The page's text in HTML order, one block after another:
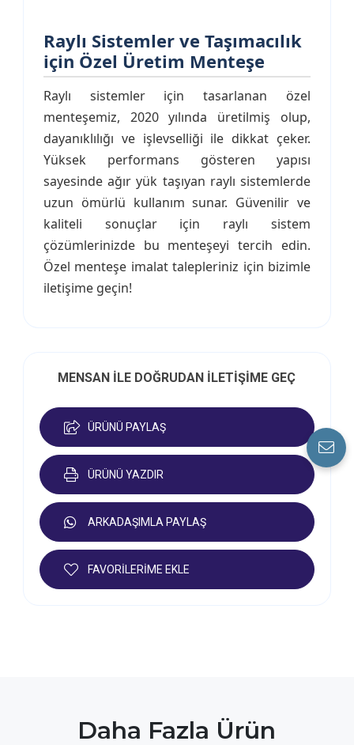
Raylı Sistemler ve Taşımacılık
için Özel Üretim Menteşe
Raylı sistemler için tasarlanan özel
menteşemiz, 2020 yılında üretilmiş olup,
dayanıklılığı ve işlevselliği ile dikkat çeker.
Yüksek performans gösteren yapısı
sayesinde ağır yük taşıyan raylı sistemlerde
uzun ömürlü kullanım sunar. Güvenilir ve
kaliteli sonuçlar için raylı sistem
çözümlerinizde bu menteşeyi tercih edin.
Özel menteşe imalat talepleriniz için bizimle
iletişime geçin!
MENSAN İLE DOĞRUDAN İLETİŞİME GEÇ
ÜRÜNÜ PAYLAŞ
ÜRÜNÜ YAZDIR
ARKADAŞIMLA PAYLAŞ
FAVORİLERİME EKLE
Daha Fazla Ürün